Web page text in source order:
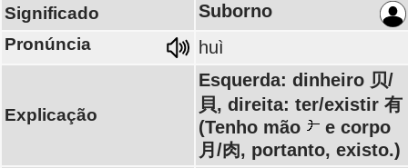
Significado Suborno
Pronúncia huì
Explicação
Esquerda: dinheiro 贝/
貝, direita: ter/existir 有
(Tenho mão
e corpo
月/肉, portanto, existo.)